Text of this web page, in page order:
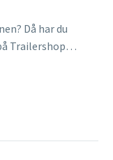
Då har du
Trailershop…